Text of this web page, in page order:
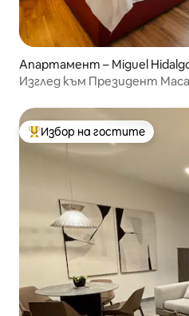
Апартамент – Miguel
Изглед към Президент
Най-популярен избор на
Избор на гостите